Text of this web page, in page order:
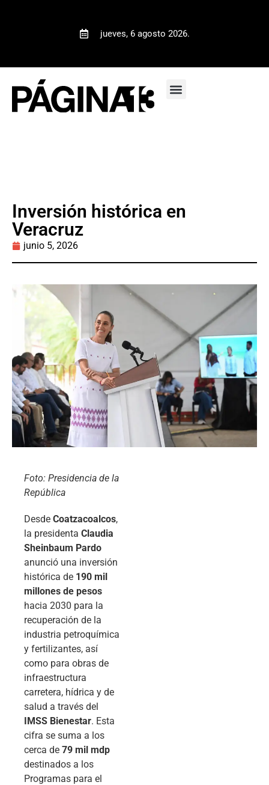
jueves, 6 agosto 2026.
Inversión histórica en
Veracruz
junio 5, 2026
Foto: Presidencia de la
República
Desde Coatzacoalcos,
la presidenta Claudia
Sheinbaum Pardo
anunció una inversión
histórica de 190 mil
millones de pesos
hacia 2030 para la
recuperación de la
industria petroquímica
y fertilizantes, así
como para obras de
infraestructura
carretera, hídrica y de
salud a través del
IMSS Bienestar. Esta
cifra se suma a los
cerca de 79 mil mdp
destinados a los
Programas para el